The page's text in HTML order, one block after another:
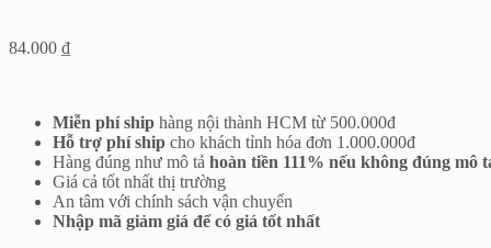
84.000 ₫
Miễn phí ship hàng nội thành HCM từ 500.000đ
Hỗ trợ phí ship cho khách tỉnh hóa đơn 1.000.000đ
Hàng đúng như mô tả hoàn tiền 111% nếu không đúng mô
Giá cả tốt nhất thị trường
An tâm với chính sách vận chuyển
Nhập mã giảm giá để có giá tốt nhất